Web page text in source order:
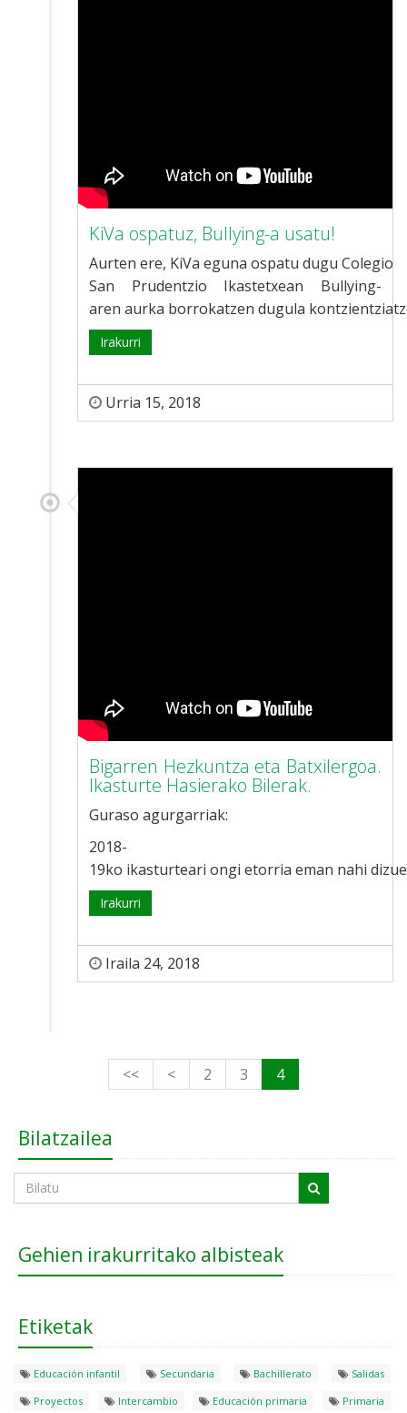
KiVa ospatuz, Bullying-a usatu!
Aurten ere, KiVa eguna ospatu dugu Colegio
San Prudentzio Ikastetxean Bullying-
aren aurka borrokatzen dugula
Irakurri
Urria 15, 2018
Bigarren Hezkuntza eta Batxilergoa.
Ikasturte Hasierako Bilerak.
Guraso agurgarriak:
2018-
19ko ikasturteari ongi etorria eman nahi
Irakurri
Iraila 24, 2018
<< < 2 3 4
Bilatzailea
Gehien irakurritako albisteak
Etiketak
Educación infantil Secundaria Bachillerato
Salidas
Proyectos
Intercambio Educación primaria
Primaria